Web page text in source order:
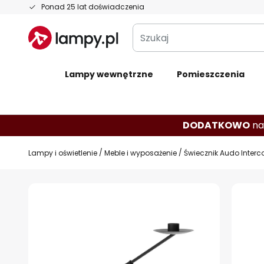
Ponad 25 lat doświadczenia
Przejdź
treści
Szukaj
Lampy wewnętrzne Pomieszczenia
DODATKOWO
Lampy i oświetlenie Meble i wyposażenie Świecznik Audo